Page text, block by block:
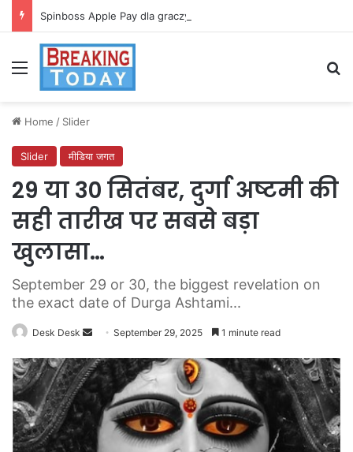
Spinboss Apple Pay dla graczy na iPhone
Menu
Home / Slider
Slider मीडिया जगत
29 या 30 सितंबर, दुर्गा अष्टमी की
सही तारीख पर सबसे बड़ा
खुलासा…
September 29 or 30, the biggest revelation on
the exact date of Durga Ashtami...
Desk Desk
Send
email
September 29, 2025 1 minute read